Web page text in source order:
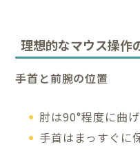
理想的なマウス操作
手首と前腕の位置
肘は90°程度に曲
手首はまっすぐに